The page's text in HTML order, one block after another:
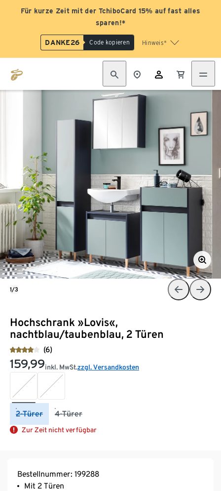
Für kurze Zeit mit der TchiboCard 15% auf fast alles
sparen!*
DANKE26 Code kopieren Hinweis*
Hochschrank »Lovis«,
nachtblau/taubenblau, 2 Türen
(6)
159,99inkl. MwSt.zzgl. Versandkosten
2-Türer 4-Türer
Zur Zeit nicht verfügbar
1/3
Bestellnummer: 199288
Mit 2 Türen